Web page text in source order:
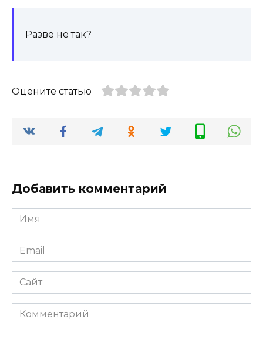
Разве не так?
Оцените статью
Добавить комментарий
Имя
*
Email
*
Сайт
Комментарий